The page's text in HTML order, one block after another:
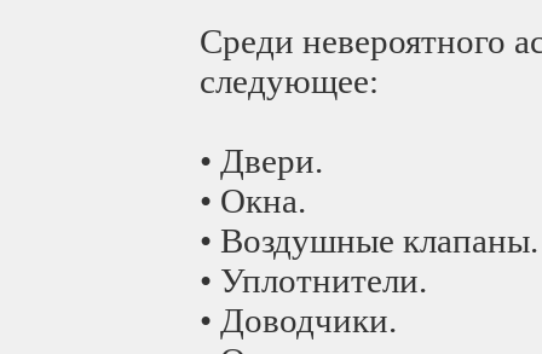
Среди невероятного
следующее:
• Двери.
• Окна.
• Воздушные клапаны.
• Уплотнители.
• Доводчики.